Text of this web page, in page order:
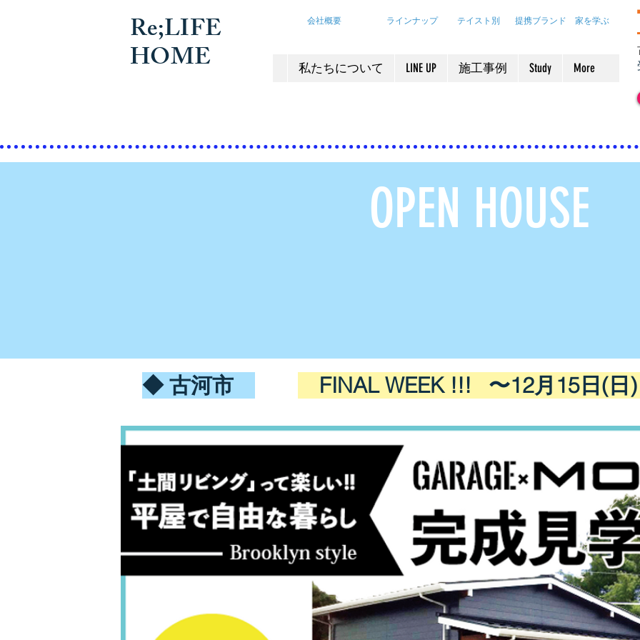
​Re;LIFE
HOME
会社概要 ラインナップ テイスト別 提携ブランド 家を学ぶ
私たちについて LINE UP 施工事例 Study More
​OPEN HOUSE
◆ 古河市 FINAL WEEK !!! 〜12月15日(